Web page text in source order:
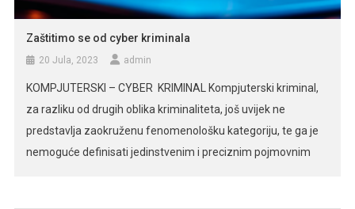
Zaštitimo se od cyber kriminala
20 Jula, 2023 admin
KOMPJUTERSKI – CYBER KRIMINAL Kompjuterski kriminal,
za razliku od drugih oblika kriminaliteta, još uvijek ne
predstavlja zaokruženu fenomenološku kategoriju, te ga je
nemoguće definisati jedinstvenim i preciznim pojmovnim